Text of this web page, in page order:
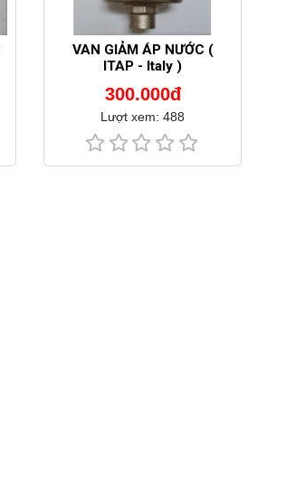
VAN GIẢM ÁP NƯỚC (
ITAP - Italy )
300.000đ
Lượt xem: 488